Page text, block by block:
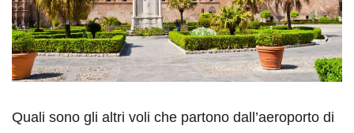
Quali sono gli altri voli che partono dall’aeroporto di